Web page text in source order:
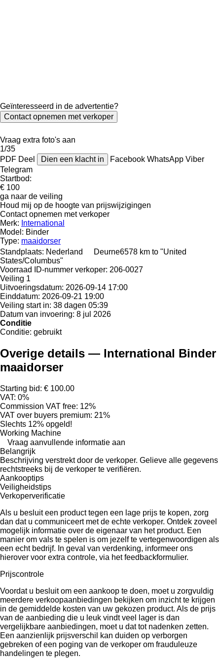
Geïnteresseerd in de advertentie?
Contact opnemen met verkoper
Vraag extra foto's aan
1/35
PDF Deel Dien een klacht in Facebook WhatsApp Viber
Telegram
Startbod:
€ 100
ga naar de veiling
Houd mij op de hoogte van prijswijzigingen
Contact opnemen met verkoper
Merk: International
Model: Binder
Type: maaidorser
Standplaats: Nederland Deurne6578 km to "United
States/Columbus"
Voorraad ID-nummer verkoper: 206-0027
Veiling 1
Uitvoeringsdatum: 2026-09-14 17:00
Einddatum: 2026-09-21 19:00
Veiling start in: 38 dagen 05:39
Datum van invoering: 8 jul 2026
Conditie
Conditie: gebruikt
Overige details — International Binder
maaidorser
Starting bid: € 100.00
VAT: 0%
Commission VAT free: 12%
VAT over buyers premium: 21%
Slechts 12% opgeld!
Working Machine
Vraag aanvullende informatie aan
Belangrijk
Beschrijving verstrekt door de verkoper. Gelieve alle gegevens
rechtstreeks bij de verkoper te verifiëren.
Aankooptips
Veiligheidstips
Verkoperverificatie
Als u besluit een product tegen een lage prijs te kopen, zorg
dan dat u communiceert met de echte verkoper. Ontdek zoveel
mogelijk informatie over de eigenaar van het product. Een
manier om vals te spelen is om jezelf te vertegenwoordigen als
een echt bedrijf. In geval van verdenking, informeer ons
hierover voor extra controle, via het feedbackformulier.
Prijscontrole
Voordat u besluit om een ​​aankoop te doen, moet u zorgvuldig
meerdere verkoopaanbiedingen bekijken om inzicht te krijgen
in de gemiddelde kosten van uw gekozen product. Als de prijs
van de aanbieding die u leuk vindt veel lager is dan
vergelijkbare aanbiedingen, moet u dat tot nadenken zetten.
Een aanzienlijk prijsverschil kan duiden op verborgen
gebreken of een poging van de verkoper om frauduleuze
handelingen te plegen.